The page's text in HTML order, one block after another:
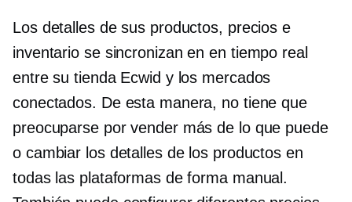
Los detalles de sus productos, precios e
inventario se sincronizan enen tiempo real
entre su tienda Ecwid y los mercados
conectados. De esta manera, no tiene que
preocuparse por vender más de lo que puede
o cambiar los detalles de los productos en
todas las plataformas de forma manual.